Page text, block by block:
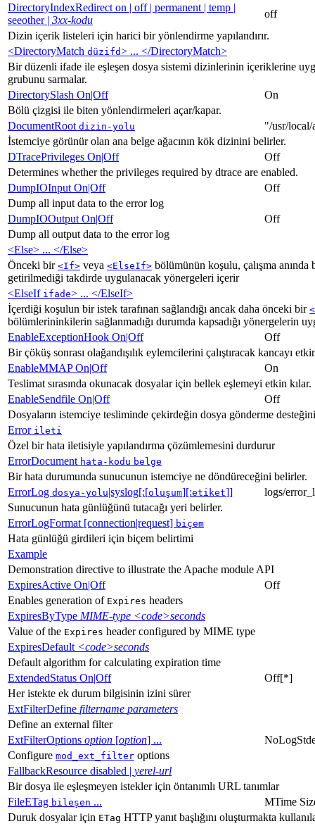
DirectoryIndexRedirect on | off | permanent | temp |
seeother | 3xx-kodu
off
Dizin içerik listeleri için harici bir yönlendirme yapılandırır.
<DirectoryMatch düzifd> ... </DirectoryMatch>
Bir düzenli ifade ile eşleşen dosya sistemi dizinlerinin içeriklerine
grubunu sarmalar.
DirectorySlash On|Off
On
Bölü çizgisi ile biten yönlendirmeleri açar/kapar.
DocumentRoot dizin-yolu
"/usr/local/
İstemciye görünür olan ana belge ağacının kök dizinini belirler.
DTracePrivileges On|Off
Off
Determines whether the privileges required by dtrace are enabled.
DumpIOInput On|Off
Off
Dump all input data to the error log
DumpIOOutput On|Off
Off
Dump all output data to the error log
<Else> ... </Else>
Önceki bir <If> veya <ElseIf> bölümünün koşulu, çalışma anında
getirilmediği takdirde uygulanacak yönergeleri içerir
<ElseIf ifade> ... </ElseIf>
İçerdiği koşulun bir istek tarafınan sağlandığı ancak daha önceki bir
bölümlerininkilerin sağlanmadığı durumda kapsadığı yönergelerin
EnableExceptionHook On|Off
Off
Bir çöküş sonrası olağandışılık eylemcilerini çalıştıracak kancayı
EnableMMAP On|Off
On
Teslimat sırasında okunacak dosyalar için bellek eşlemeyi etkin kılar.
EnableSendfile On|Off
Off
Dosyaların istemciye tesliminde çekirdeğin dosya gönderme
Error ileti
Özel bir hata iletisiyle yapılandırma çözümlemesini durdurur
ErrorDocument hata-kodu belge
Bir hata durumunda sunucunun istemciye ne döndüreceğini belirler.
ErrorLog dosya-yolu|syslog[:[oluşum][:etiket]]
logs/
Sunucunun hata günlüğünü tutacağı yeri belirler.
ErrorLogFormat [connection|request] biçem
Hata günlüğü girdileri için biçem belirtimi
Example
Demonstration directive to illustrate the Apache module API
ExpiresActive On|Off
Off
Enables generation of Expires headers
ExpiresByType MIME-type <code>seconds
Value of the Expires header configured by MIME type
ExpiresDefault <code>seconds
Default algorithm for calculating expiration time
ExtendedStatus On|Off
Off[*]
Her istekte ek durum bilgisinin izini sürer
ExtFilterDefine filtername parameters
Define an external filter
ExtFilterOptions option [option] ...
Configure mod_ext_filter options
FallbackResource disabled | yerel-url
Bir dosya ile eşleşmeyen istekler için öntanımlı URL tanımlar
FileETag bileşen ...
MTime
Duruk dosyalar için ETag HTTP yanıt başlığını oluşturmakta